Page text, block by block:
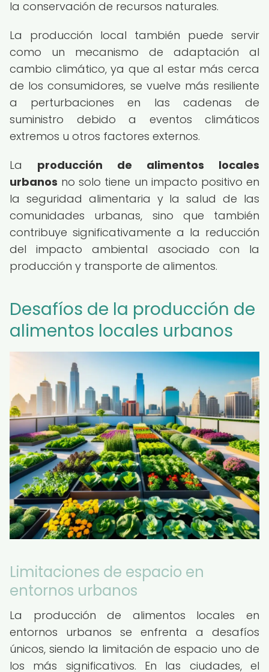
la conservación de recursos naturales.
La producción local también puede servir
como un mecanismo de adaptación al
cambio climático, ya que al estar más cerca
de los consumidores, se vuelve más resiliente
a perturbaciones en las cadenas de
suministro debido a eventos climáticos
extremos u otros factores externos.
La producción de alimentos locales
urbanos no solo tiene un impacto positivo en
la seguridad alimentaria y la salud de las
comunidades urbanas, sino que también
contribuye significativamente a la reducción
del impacto ambiental asociado con la
producción y transporte de alimentos.
Desafíos de la producción de
alimentos locales urbanos
Limitaciones de espacio en
entornos urbanos
La producción de alimentos locales en
entornos urbanos se enfrenta a desafíos
únicos, siendo la limitación de espacio uno de
los más significativos. En las ciudades, el